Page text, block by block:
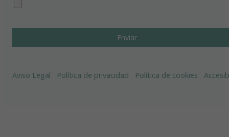
Aviso Legal Política de privacidad Política de cookies